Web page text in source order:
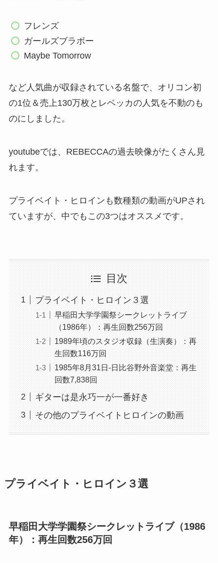
フレンズ
ガールズブラボー
Maybe Tomorrow
など人気曲が収録されている名盤で、オリコン初
の1位＆売上130万枚とレベッカの人気を不動のも
のにしました。
youtubeでは、REBECCAの過去映像がたくさん見
れます。
プライベイト・ヒロインも数種類の動画がUPされ
ていますが、中でもこの3つはオススメです。
目次
プライベイト・ヒロイン３選
早稲田大学学園祭シークレットライブ
（1986年）：再生回数256万回
1989年頃のスタジオ収録（生演奏）：再
生回数116万回
1985年8月31日-日比谷野外音楽堂：再生
回数7,838回
ギターは是永巧一が一番好き
その他のプライベイトヒロインの動画
プライベイト・ヒロイン３選
早稲田大学学園祭シークレットライブ（1986
年）：再生回数256万回